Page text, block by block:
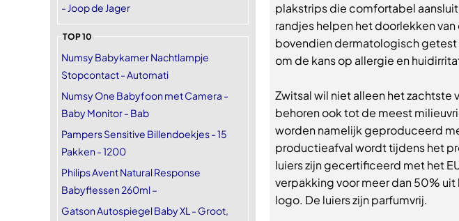
- Joop de Jager
TOP 10
Numsy Babykamer Nachtlampje
Stopcontact - Automati
Numsy One Babyfoon met Camera -
Baby Monitor - Bab
Pampers Sensitive Billendoekjes - 15
Pakken - 1200
Philips Avent Natural Response
Babyflessen 260ml –
Gatson Autospiegel Baby XL - Groot,
plakstrips die comfortabel
randjes helpen het doorlekken
bovendien dermatologisch
om de kans op allergie en
Zwitsal wil niet alleen het zachtste
behoren ook tot de meest
worden namelijk geproduceerd
productieafval wordt tijdens het
luiers zijn gecertificeerd met het
verpakking voor meer dan 50%
logo. De luiers zijn parfumvrij.